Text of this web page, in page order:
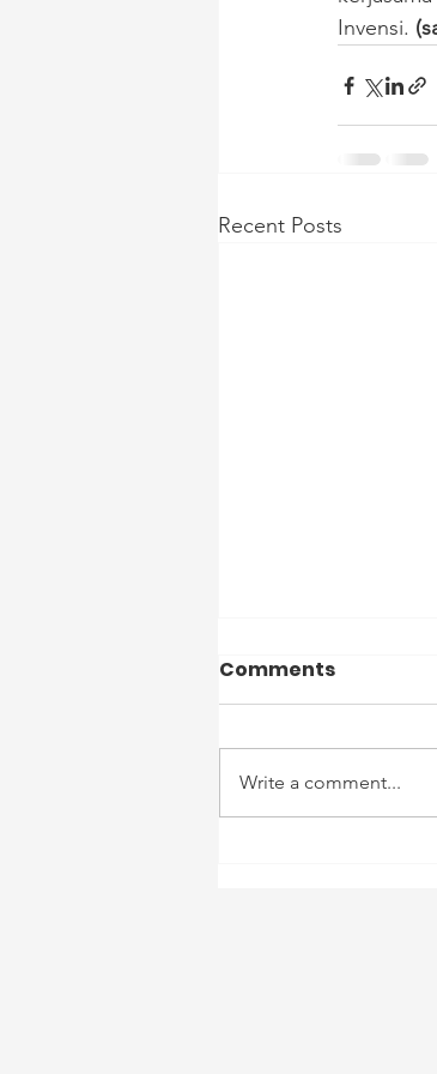
Invensi.
Recent Posts
Comments
Write a comment...